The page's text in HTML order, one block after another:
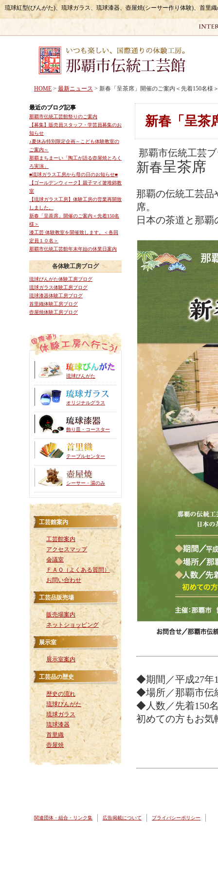
琉球紅型(びんがた)、琉球ガラス、琉球漆器、壺屋焼(シーサー作り体験)、首里
HOME > 最新ニュース > 新春「呈茶席」開催のご案内＜先着150名様
新春「呈茶
那覇市伝統工芸
新春呈茶席
那覇の伝統工芸品
席。
日本の茶道と那
◆期間／平成27年
◆場所／那覇市伝
◆人数／先着150
初めての方もお気
最近のブログ記事
那覇市伝統工芸館祭りのご案内
【募集】販売員スタッフ・学芸員募集のお
知らせ
♪夏休み特別限定企画～こども体験教室の
ご案内～
那覇まちまーい「陶工が語る壺屋焼とろく
ろ実演」
■琉球ガラス工房から母の日のお知らせ■
【ゴールデンウィーク】親子マイ箸堆錦教
室
【琉球ガラス工房】体験工房の営業再開致
しました。
新春「呈茶席」開催のご案内＜先着150名
様＞
漆工芸 体験教室を開催致します。＜各回
定員１０名＞
那覇市伝統工芸館年末年始の休業日案内
各体験工房ブログ
琉球びんがた体験工房ブログ
琉球ガラス体験工房ブログ
琉球漆器体験工房ブログ
首里織体験工房ブログ
壺屋焼体験工房ブログ
琉球びんがた
オリジナルグラス
飾り皿・コースター
テーブルセンター
シーサー・湯のみ
工芸館案内
工芸館案内
アクセスマップ
会議室
ＦＡＱ（よくある質問）
お問い合わせ
工芸品販売場
販売場案内
ネットショッピング
展示室
展示室案内
工芸品の歴史
歴史の流れ
琉球びんがた
琉球ガラス
琉球漆器
首里織
壺屋焼
関連団体・組合・リンク集 広告掲載について プライバシーポリシー